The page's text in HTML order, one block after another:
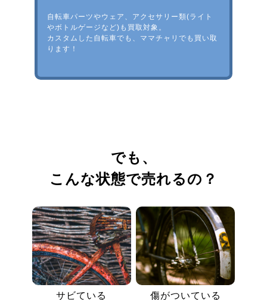
自転車パーツやウェア、アクセサリー類(ライト
やボトルゲージなど)も買取対象。
カスタムした自転車でも、ママチャリでも買い取
ります！
でも、
こんな状態で売れるの？
サビている 傷がついている